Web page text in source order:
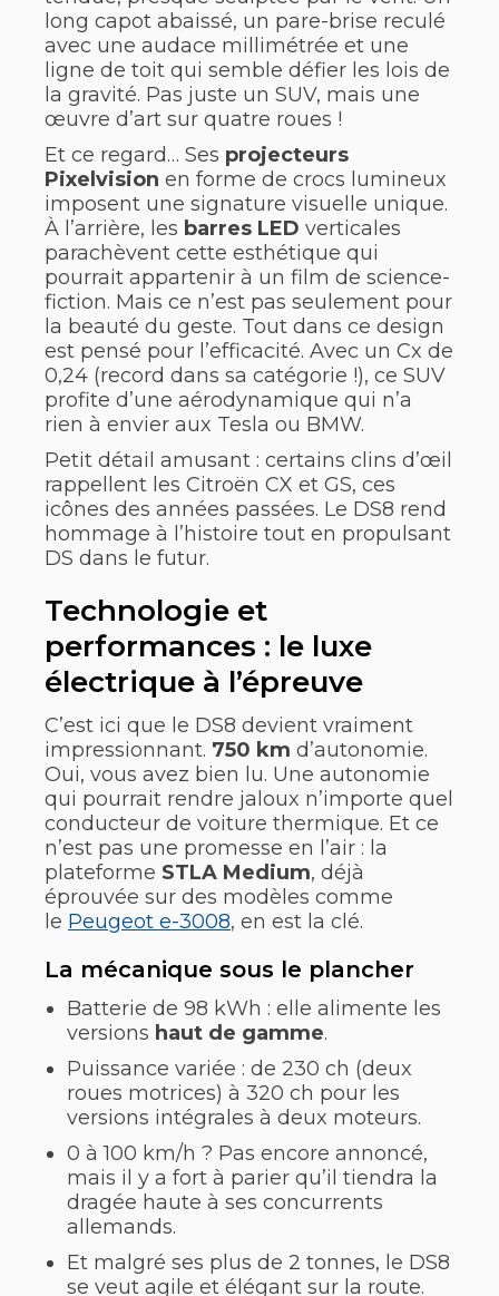
long capot abaissé, un pare-brise reculé
avec une audace millimétrée et une
ligne de toit qui semble défier les lois de
la gravité. Pas juste un SUV, mais une
œuvre d’art sur quatre roues !
Et ce regard… Ses projecteurs
Pixelvision en forme de crocs lumineux
imposent une signature visuelle unique.
À l’arrière, les barres LED verticales
parachèvent cette esthétique qui
pourrait appartenir à un film de science-
fiction. Mais ce n’est pas seulement pour
la beauté du geste. Tout dans ce design
est pensé pour l’efficacité. Avec un Cx de
0,24 (record dans sa catégorie !), ce SUV
profite d’une aérodynamique qui n’a
rien à envier aux Tesla ou BMW.
Petit détail amusant : certains clins d’œil
rappellent les Citroën CX et GS, ces
icônes des années passées. Le DS8 rend
hommage à l’histoire tout en propulsant
DS dans le futur.
Technologie et
performances : le luxe
électrique à l’épreuve
C’est ici que le DS8 devient vraiment
impressionnant. 750 km d’autonomie.
Oui, vous avez bien lu. Une autonomie
qui pourrait rendre jaloux n’importe quel
conducteur de voiture thermique. Et ce
n’est pas une promesse en l’air : la
plateforme STLA Medium, déjà
éprouvée sur des modèles comme
le Peugeot e-3008, en est la clé.
La mécanique sous le plancher
Batterie de 98 kWh : elle alimente les
versions haut de gamme.
Puissance variée : de 230 ch (deux
roues motrices) à 320 ch pour les
versions intégrales à deux moteurs.
0 à 100 km/h ? Pas encore annoncé,
mais il y a fort à parier qu’il tiendra la
dragée haute à ses concurrents
allemands.
Et malgré ses plus de 2 tonnes, le DS8
se veut agile et élégant sur la route.